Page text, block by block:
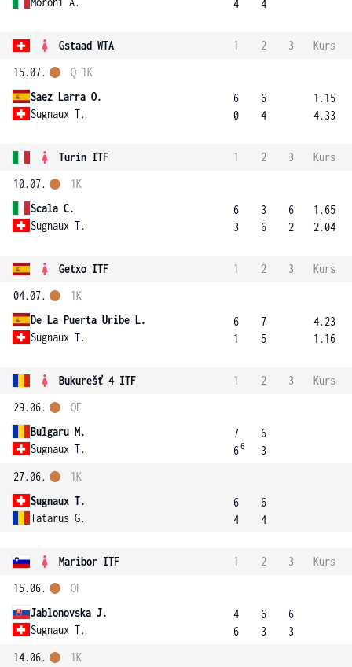
4
4
Gstaad WTA 1 2 3
Kurs
15.07.
Saez Larra O.
Sugnaux T.
Q-1K
6
0
6
4
1.15
4.33
Turín ITF 1 2 3
Kurs
10.07.
Scala C.
Sugnaux T.
1K
6
3
3
6
6
2
1.65
2.04
Getxo ITF 1 2 3
Kurs
04.07.
De La Puerta Uribe L.
Sugnaux T.
1K
6
1
7
5
4.23
1.16
Bukurešť 4 ITF 1 2 3
Kurs
29.06.
Bulgaru M.
Sugnaux T.
OF
7
66
6
3
27.06.
Sugnaux T.
Tatarus G.
1K
6
4
6
4
Maribor ITF 1 2 3
Kurs
15.06.
Jablonovska J.
Sugnaux T.
OF
4
6
6
3
6
3
14.06.
1K